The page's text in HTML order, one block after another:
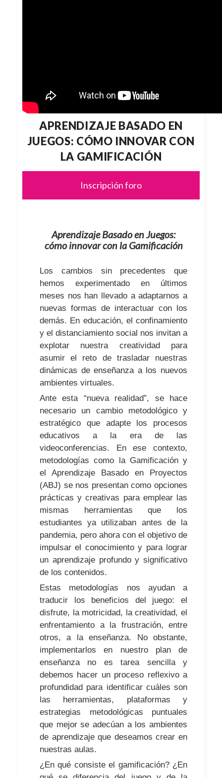
APRENDIZAJE BASADO EN
JUEGOS: CÓMO INNOVAR CON
LA GAMIFICACIÓN
Inscripción foro
Aprendizaje Basado en Juegos:
cómo innovar con la Gamificación
Los cambios sin precedentes que
hemos experimentado en últimos
meses nos han llevado a adaptarnos a
nuevas formas de interactuar con los
demás. En educación, el confinamiento
y el distanciamiento social nos invitan a
explotar nuestra creatividad para
asumir el reto de trasladar nuestras
dinámicas de enseñanza a los nuevos
ambientes virtuales.
Ante esta “nueva realidad”, se hace
necesario un cambio metodológico y
estratégico que adapte los procesos
educativos a la era de las
videoconferencias. En ese contexto,
metodologías como la Gamificación y
el Aprendizaje Basado en Proyectos
(ABJ) se nos presentan como opciones
prácticas y creativas para emplear las
mismas herramientas que los
estudiantes ya utilizaban antes de la
pandemia, pero ahora con el objetivo de
impulsar el conocimiento y para lograr
un aprendizaje profundo y significativo
de los contenidos.
Estas metodologías nos ayudan a
traducir los beneficios del juego: el
disfrute, la motricidad, la creatividad, el
enfrentamiento a la frustración, entre
otros, a la enseñanza. No obstante,
implementarlos en nuestro plan de
enseñanza no es tarea sencilla y
debemos hacer un proceso reflexivo a
profundidad para identificar cuáles son
las herramientas, plataformas y
estrategias metodológicas puntuales
que mejor se adecúan a los ambientes
de aprendizaje que deseamos crear en
nuestras aulas.
¿En qué consiste el gamificación? ¿En